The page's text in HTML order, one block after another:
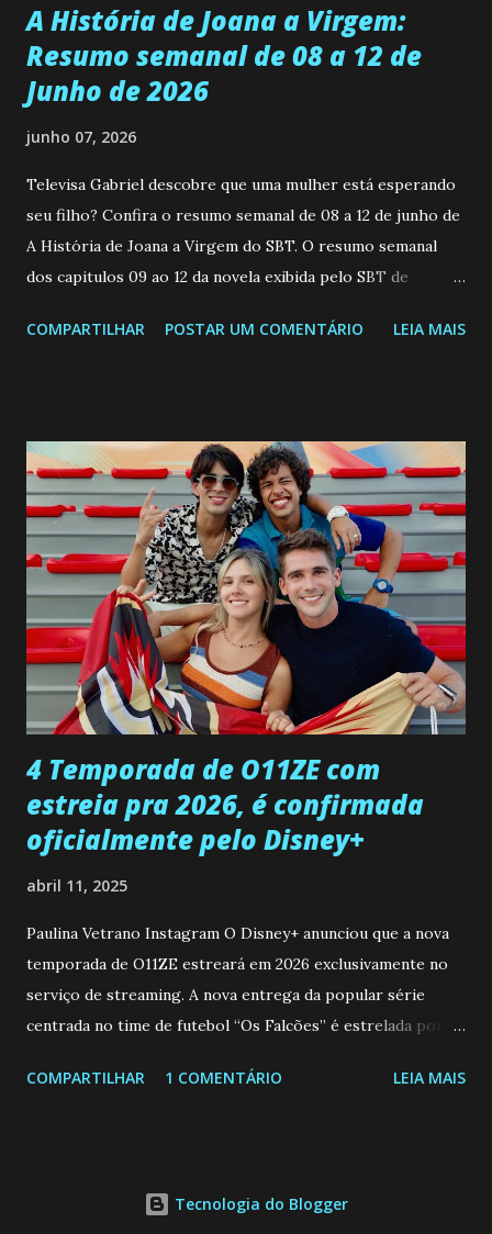
A História de Joana a Virgem:
Resumo semanal de 08 a 12 de
Junho de 2026
junho 07, 2026
Televisa Gabriel descobre que uma mulher está esperando
seu filho? Confira o resumo semanal de 08 a 12 de junho de
A História de Joana a Virgem do SBT. O resumo semanal
dos capitulos 09 ao 12 da novela exibida pelo SBT de
a Programação Semanal do SBT de 08/06/26 a 14/06/26
confessa a Gabriel que ele demonstrou ser o tipo de
pessoa que ela tanto desejou durante toda a vida. Camila
entra no quarto de Gabriel e imagina como seria o
encontro deles, quando conseguir seduzi-lo. Manuel avisa a
Paula sobre a suposta infidelidade de Gabriel com Joana.
Rogerio consegue se livrar de todas as suspeitas pelo
desaparecimento de Francisco, apontando que ele poderia
ter sido vítima da fúria de Gabriel. Artur informa a Gabriel
que a clínica inseminou por engano outra paciente, que está
...
COMPARTILHAR POSTAR UM COMENTÁRIO LEIA MAIS
4 Temporada de O11ZE com
estreia pra 2026, é confirmada
oficialmente pelo Disney+
abril 11, 2025
Paulina Vetrano Instagram O Disney+ anunciou que a nova
temporada de O11ZE estreará em 2026 exclusivamente no
serviço de streaming. A nova entrega da popular série
centrada no time de futebol “Os Falcões” é estrelada por
Brum (Dedé), que voltam a interpretar seus personagens
atleta Sergio “Kun” Agüero, além de outras figuras de
COMPARTILHAR 1 COMENTÁRIO LEIA MAIS
Tecnologia do Blogger